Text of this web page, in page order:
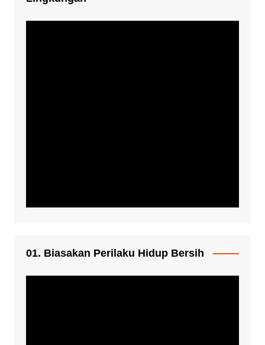
01. Biasakan Perilaku Hidup Bersih